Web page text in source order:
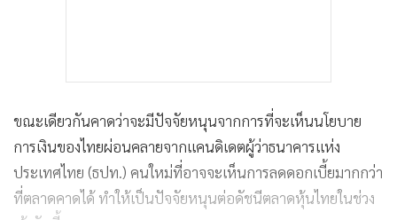
ขณะเดียวกันคาดว่าจะมีปัจจัยหนุนจากการที่จะเห็นนโยบาย
การเงินของไทยผ่อนคลายจากแคนดิเดตผู้ว่าธนาคารแห่ง
ประเทศไทย (ธปท.) คนใหม่ที่อาจจะเห็นการลดดอกเบี้ยมากกว่า
ที่ตลาดคาดได้ ทำให้เป็นปัจจัยหนุนต่อดัชนีตลาดหุ้นไทยในช่วง